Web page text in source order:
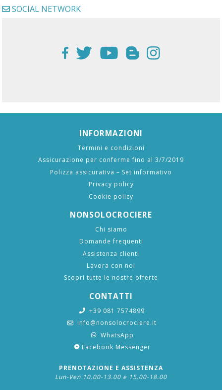
SOCIAL NETWORK
INFORMAZIONI
Termini e condizioni
Assicurazione per conferme fino al 3/7/2019
Polizza assicurativa – Set informativo
Privacy policy
Cookie policy
NONSOLOCROCIERE
Chi siamo
Domande frequenti
Assistenza clienti
Lavora con noi
Scopri tutte le nostre offerte
CONTATTI
+39 081 7574899
info@nonsolocrociere.it
WhatsApp
Facebook Messenger
PRENOTAZIONE E ASSISTENZA
Lun-Ven 10.00-13.00 e 15.00-18.00